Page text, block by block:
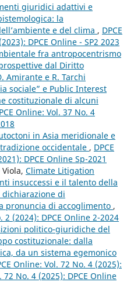
giuridici adattivi e
la
e del clima , DPCE
DPCE Online - SP2 2023
fra antropocentrismo
dal Diritto
Amirante e R. Tarchi
sociale” e Public Interest
costituzionale di alcuni
Online: Vol. 37 No. 4
in Asia meridionale e
occidentale , DPCE
DPCE Online Sp-2021
Climate Litigation
insuccessi e il talento della
dichiarazione di
pronuncia di accoglimento ,
2 (2024): DPCE Online 2-2024
politico-giuridiche del
costituzionale: dalla
da un sistema egemonico
Online: Vol. 72 No. 4 (2025):
72 No. 4 (2025): DPCE Online